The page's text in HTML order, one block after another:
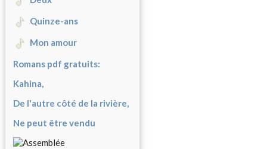
Quinze-ans
Mon amour
Romans pdf gratuits:
Kahina,
De l'autre côté de la rivière,
Ne peut être vendu